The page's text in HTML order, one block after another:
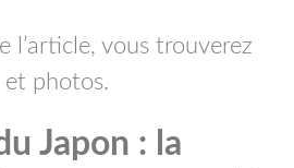
l’article, vous trouverez
photos.
Japon : la